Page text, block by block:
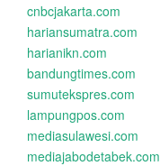
cnbcjakarta.com
hariansumatra.com
harianikn.com
bandungtimes.com
sumutekspres.com
lampungpos.com
mediasulawesi.com
mediajabodetabek.com